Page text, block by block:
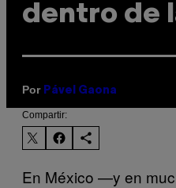
dentro de
Por Pável Gaona
Compartir:
En México —y en